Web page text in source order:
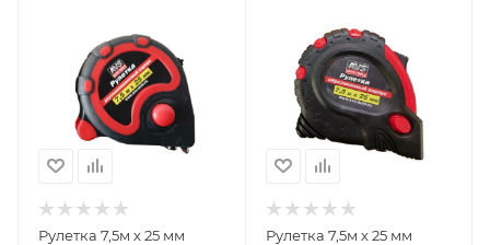
Рулетка 7,5м х 25 мм
Рулетка 7,5м х 25 мм